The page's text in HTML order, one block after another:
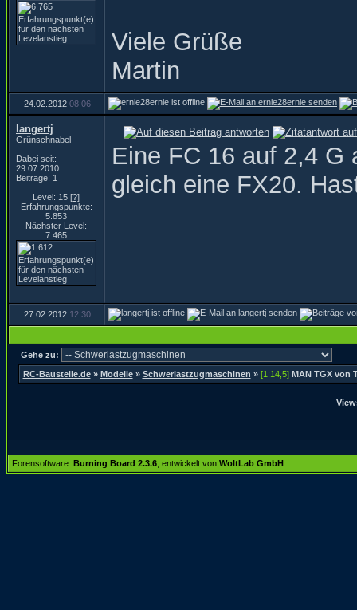
Viele Grüße
Martin
24.02.2012 08:06
langertj
Grünschnabel
Dabei seit:
29.07.2010
Beiträge: 1
Level: 15 [?]
Erfahrungspunkte:
5.853
Nächster Level:
7.465
Eine FC 16 auf 2,4 G
gleich eine FX20.
27.02.2012 12:30
Gehe zu:
RC-Baustelle.de» Modelle» Schwerlastzugmaschinen » [1:14,5] MAN TGX von
Forensoftware: Burning Board 2.3.6 , entwickelt von WoltLab GmbH